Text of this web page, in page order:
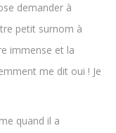
demander à
petit surnom à
immense et la
me dit oui ! Je
quand il a